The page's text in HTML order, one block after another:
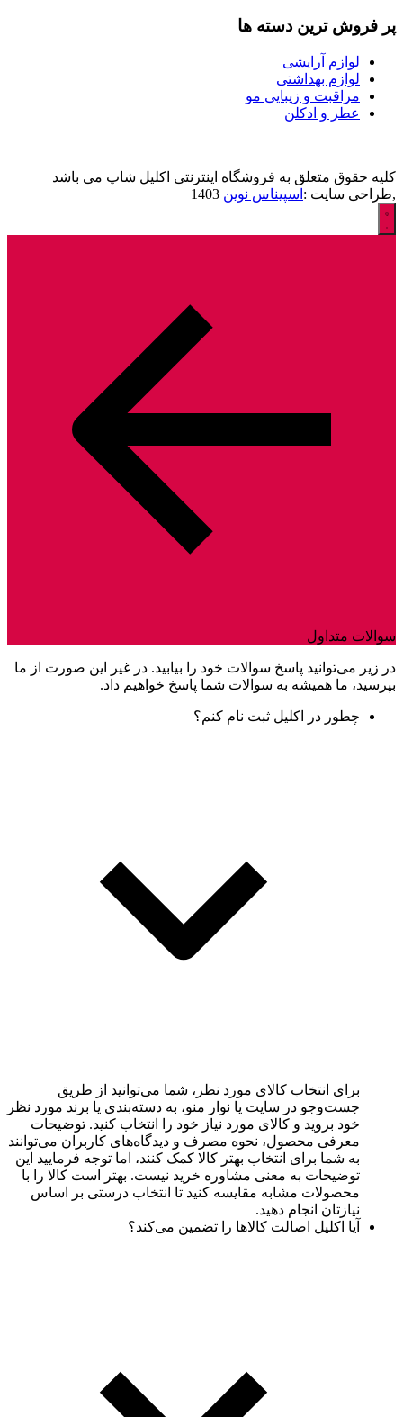
پر فروش ترین دسته ها
لوازم آرایشی
لوازم بهداشتی
مراقبت و زیبایی مو
عطر و ادکلن
کلیه حقوق متعلق به فروشگاه اینترنتی اکلیل شاپ می باشد
,طراحی سایت : اسپیناس نوین
سوالات متداول
در زیر می‌توانید پاسخ سوالات خود را بیابید. در غیر این صورت از ما
بپرسید، ما همیشه به سوالات شما پاسخ خواهیم داد.
چطور در اکلیل ثبت نام کنم؟
برای انتخاب کالای مورد نظر، شما می‌توانید از طریق
جست‌وجو در سایت یا نوار منو، به دسته‌بندی یا برند مورد نظر
خود بروید و کالای مورد نیاز خود را انتخاب کنید. توضیحات
معرفی محصول، نحوه مصرف و دیدگاه‌های کاربران می‌توانند
به شما برای انتخاب بهتر کالا کمک کنند، اما توجه فرمایید این
توضیحات به معنی مشاوره خرید نیست. بهتر است کالا را با
محصولات مشابه مقایسه کنید تا انتخاب درستی بر اساس
نیازتان انجام دهید.
آیا اکلیل اصالت کالاها را تضمین می‌کند؟